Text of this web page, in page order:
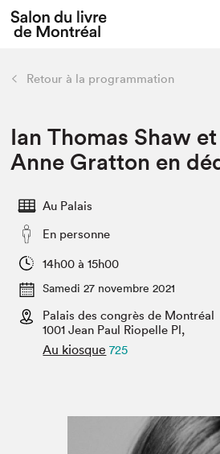
Espace médias
Espace exposant⋅e⋅s
Tout sur l'édition 2022
Actualités
Club de lecture
retour
Édition 2022
Planifier sa visite
Nous connaître
Projets partenaires 2022
Archives
Liens pratiques
Retour à la programmation
Ian Thomas Shaw
Anne Gratton en
Au Palais
En personne
14h00 à 15h00
Samedi 27 novembre 2021
Palais des congrès de Montréal
1001 Jean Paul Riopelle Pl,
Au kiosque 725